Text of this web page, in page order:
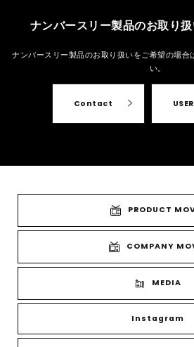
ナンバースリー製品のお取り
ナンバースリー製品のお取り扱いをご希望の場合
い。
Contact
PRODUCT
COMPANY
MEDIA
Instagram